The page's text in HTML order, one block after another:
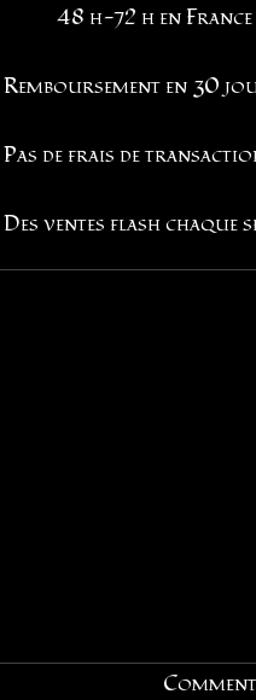
48 h-72 h en
Remboursement en 30
Pas de frais de
Des ventes flash chaque